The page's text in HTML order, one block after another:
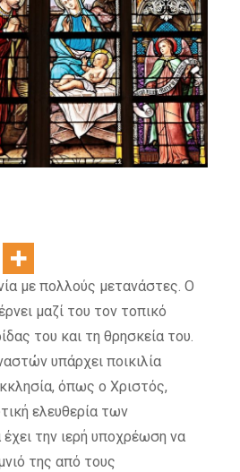
με πολλούς μετανάστες. Ο
μαζί του τον τοπικό
του και τη θρησκεία του.
υπάρχει ποικιλία
όπως ο Χριστός,
ελευθερία των
την ιερή υποχρέωση να
της από τους